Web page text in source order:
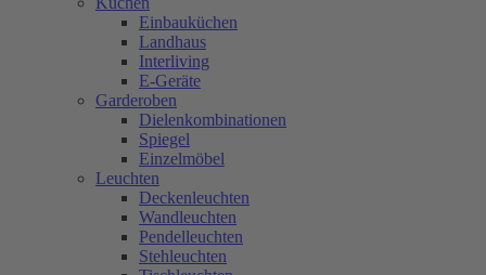
Einbauküchen
Landhaus
Interliving
E-Geräte
Garderoben
Dielenkombinationen
Spiegel
Einzelmöbel
Leuchten
Deckenleuchten
Wandleuchten
Pendelleuchten
Stehleuchten